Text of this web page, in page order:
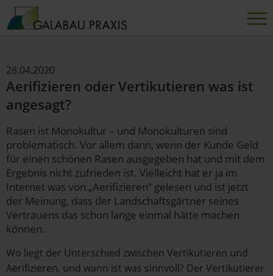
28.04.2020
Aerifizieren oder Vertikutieren was ist
angesagt?
Rasen ist Monokultur – und Monokulturen sind
problematisch. Vor allem dann, wenn der Kunde Geld
für einen schönen Rasen ausgegeben hat und mit dem
Ergebnis nicht zufrieden ist. Vielleicht hat er ja im
Internet was von „Aerifizieren“ gelesen und ist jetzt
der Meinung, dass der Landschaftsgärtner seines
Vertrauens das schon lange einmal hätte machen
können.
Wo liegt der Unterschied zwischen Vertikutieren und
Aerifizieren, und wann ist was sinnvoll? Der Vertikutierer